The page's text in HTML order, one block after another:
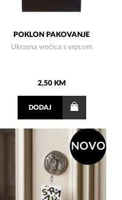
POKLON PAKOVANJE
Ukrasna vrećica s vrpcom
2,50 KM
DODAJ
NOVO